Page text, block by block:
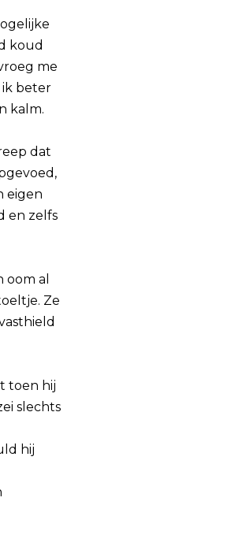
koud
me
ik beter
kalm.
dat
eigen
en zelfs
al
Ze
toen hij
slechts
hij